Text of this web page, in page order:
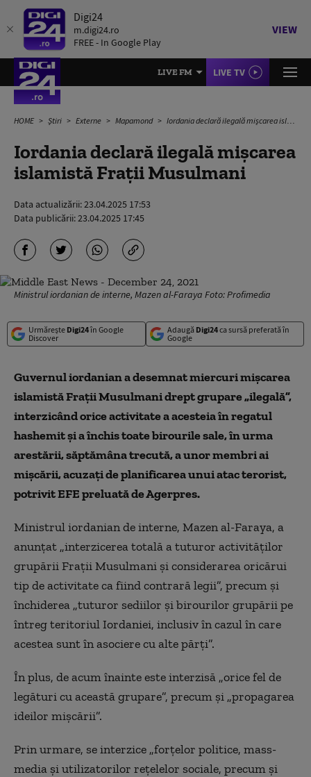
Digi24
m.digi24.ro
FREE - In Google Play
VIEW
LIVE FM LIVE TV
HOME Știri Externe Mapamond Iordania declară ilegală mișcarea islamistă Frații Musulmani
Iordania declară ilegală mișcarea
islamistă Frații Musulmani
Data actualizării:23.04.2025 17:53
Data publicării:23.04.2025 17:45
Ministrul iordanian de interne, Mazen al-Faraya Foto: Profimedia
Urmărește Digi24în Google
Discover
Adaugă Digi24ca sursă preferată în
Google
Guvernul iordanian a desemnat miercuri mişcarea
islamistă Fraţii Musulmani drept grupare „ilegală”,
interzicând orice activitate a acesteia în regatul
hashemit şi a închis toate birourile sale, în urma
arestării, săptămâna trecută, a unor membri ai
mişcării, acuzaţi de planificarea unui atac terorist,
potrivit EFE preluată de Agerpres.
Ministrul iordanian de interne, Mazen al-Faraya, a
anunţat „interzicerea totală a tuturor activităţilor
grupării Fraţii Musulmani şi considerarea oricărui
tip de activitate ca fiind contrară legii”, precum şi
închiderea „tuturor sediilor şi birourilor grupării pe
întreg teritoriul Iordaniei, inclusiv în cazul în care
acestea sunt în asociere cu alte părţi”.
În plus, de acum înainte este interzisă „orice fel de
legături cu această grupare”, precum şi „propagarea
ideilor mişcării”.
Prin urmare, se interzice „forţelor politice, mass-
media şi utilizatorilor reţelelor sociale, precum şi